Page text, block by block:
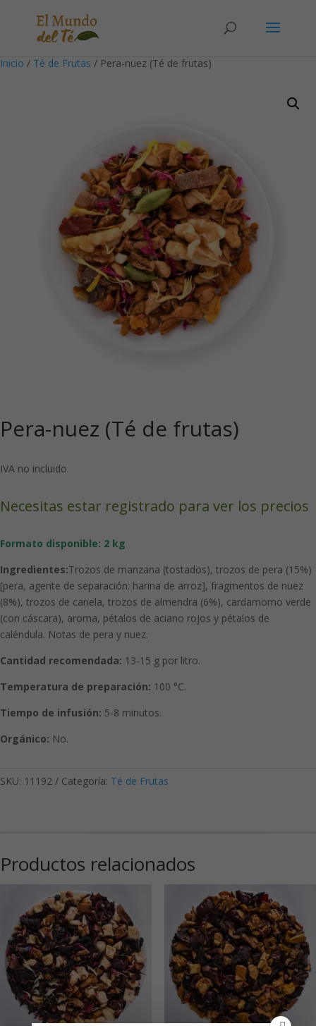
Inicio / Té de Frutas / Pera-nuez (Té de frutas)
Pera-nuez (Té de frutas)
IVA no incluido
Necesitas estar registrado para ver los precios
Formato disponible: 2 kg
Ingredientes:Trozos de manzana (tostados), trozos de pera (15%)
[pera, agente de separación: harina de arroz], fragmentos de nuez
(8%), trozos de canela, trozos de almendra (6%), cardamomo verde
(con cáscara), aroma, pétalos de aciano rojos y pétalos de
caléndula. Notas de pera y nuez.
Cantidad recomendada: 13-15 g por litro.
Temperatura de preparación: 100 °C.
Tiempo de infusión: 5-8 minutos.
Orgánico: No.
SKU: 11192 Categoría: Té de Frutas
Productos relacionados